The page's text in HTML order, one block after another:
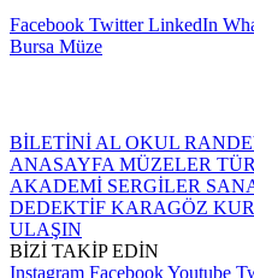
Facebook Twitter LinkedIn
Bursa Müze
BİLETİNİ AL OKUL
ANASAYFA MÜZELER
AKADEMİ SERGİLER
DEDEKTİF KARAGÖZ
ULAŞIN
BİZİ TAKİP EDİN
Instagram FacebookYoutube